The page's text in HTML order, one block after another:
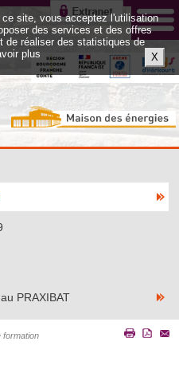
PRAXIBAT
formation
site, vous acceptez l'utilisation
des services et des offres
de réaliser des statistiques de
plus X